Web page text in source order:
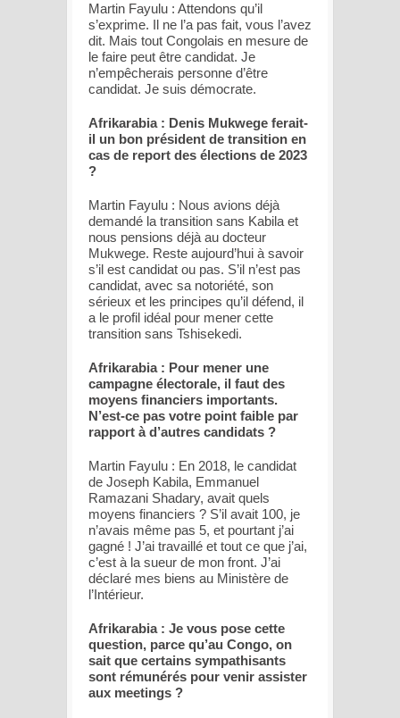
Martin Fayulu : Attendons qu’il
s’exprime. Il ne l’a pas fait, vous l’avez
dit. Mais tout Congolais en mesure de
le faire peut être candidat. Je
n’empêcherais personne d’être
candidat. Je suis démocrate.
Afrikarabia : Denis Mukwege ferait-
il un bon président de transition en
cas de report des élections de 2023
?
Martin Fayulu : Nous avions déjà
demandé la transition sans Kabila et
nous pensions déjà au docteur
Mukwege. Reste aujourd’hui à savoir
s’il est candidat ou pas. S’il n’est pas
candidat, avec sa notoriété, son
sérieux et les principes qu’il défend, il
a le profil idéal pour mener cette
transition sans Tshisekedi.
Afrikarabia : Pour mener une
campagne électorale, il faut des
moyens financiers importants.
N’est-ce pas votre point faible par
rapport à d’autres candidats ?
Martin Fayulu : En 2018, le candidat
de Joseph Kabila, Emmanuel
Ramazani Shadary, avait quels
moyens financiers ? S’il avait 100, je
n’avais même pas 5, et pourtant j’ai
gagné ! J’ai travaillé et tout ce que j’ai,
c’est à la sueur de mon front. J’ai
déclaré mes biens au Ministère de
l’Intérieur.
Afrikarabia : Je vous pose cette
question, parce qu’au Congo, on
sait que certains sympathisants
sont rémunérés pour venir assister
aux meetings ?